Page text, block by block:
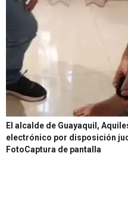
El alcalde de Guayaquil,
electrónico por disposición
FotoCaptura de pantalla